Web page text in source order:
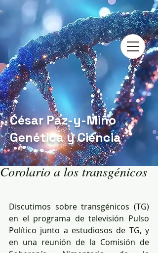
César Paz-y-Miño
Genética y Ciencia
Corolario a los transgénicos
Discutimos sobre transgénicos (TG)
en el programa de televisión Pulso
Político junto a estudiosos de TG, y
en una reunión de la Comisión de